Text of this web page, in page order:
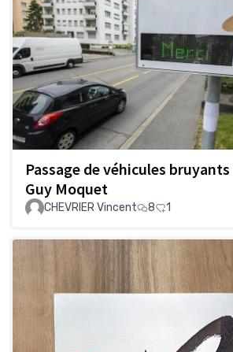
Passage de véhicules
Guy Moquet
CHEVRIER Vincent 8 1